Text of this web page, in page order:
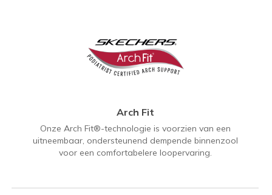
Arch Fit
Onze Arch Fit®-technologie is voorzien van een
uitneembaar, ondersteunend dempende binnenzool
voor een comfortabelere loopervaring.